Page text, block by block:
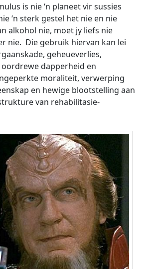
is nie ‘n planeet vir sussies
‘n sterk gestel het nie en nie
alkohol nie, moet jy liefs nie
nie. Die gebruik hiervan kan lei
geheueverlies,
dapperheid en
moraliteit, verwerping
en hewige blootstelling aan
van rehabilitasie-